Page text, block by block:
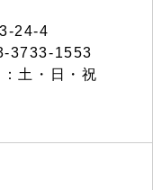
24-4
3733-1553
土・日・祝